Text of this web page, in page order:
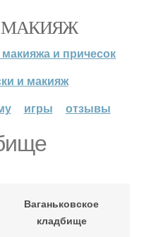
МАКИЯЖ
и причесок
и макияж
игры отзывы
Ваганьковское
кладбище